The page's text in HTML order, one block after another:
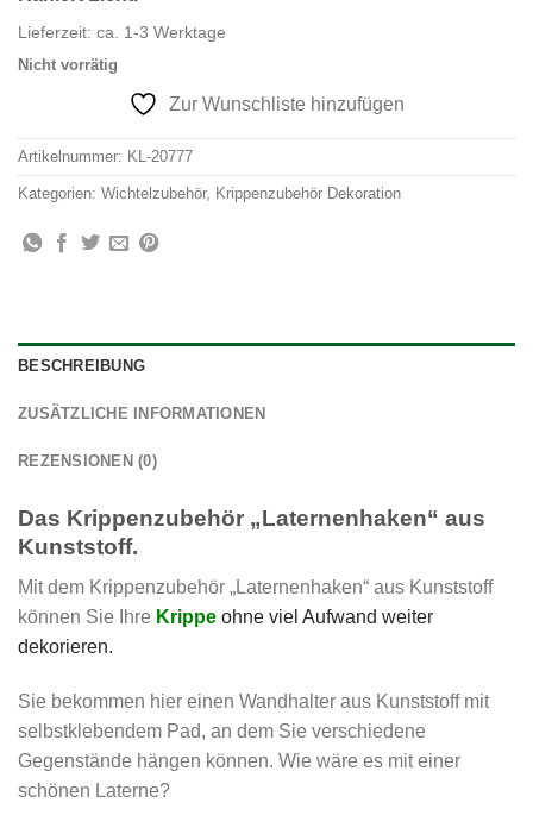
Lieferzeit: ca. 1-3 Werktage
Nicht vorrätig
Zur Wunschliste hinzufügen
Artikelnummer: KL-20777
Kategorien: Wichtelzubehör, Krippenzubehör Dekoration
BESCHREIBUNG
ZUSÄTZLICHE INFORMATIONEN
REZENSIONEN (0)
Das Krippenzubehör „Laternenhaken“ aus
Kunststoff.
Mit dem Krippenzubehör „Laternenhaken“ aus Kunststoff
können Sie Ihre Krippe ohne viel Aufwand weiter
dekorieren.
Sie bekommen hier einen Wandhalter aus Kunststoff mit
selbstklebendem Pad, an dem Sie verschiedene
Gegenstände hängen können. Wie wäre es mit einer
schönen Laterne?